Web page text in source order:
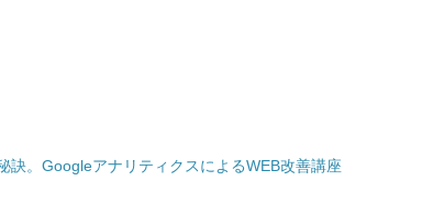
訣。GoogleアナリティクスによるWEB改善講座